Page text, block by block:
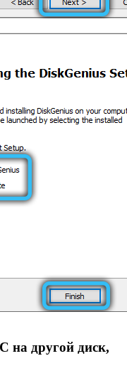
на другой диск,